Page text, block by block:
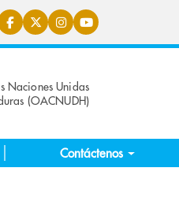
Naciones Unidas
(OACNUDH)
Contáctenos